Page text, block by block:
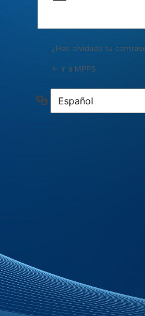
¿Has olvidado tu
← Ir a MPPS
Idioma